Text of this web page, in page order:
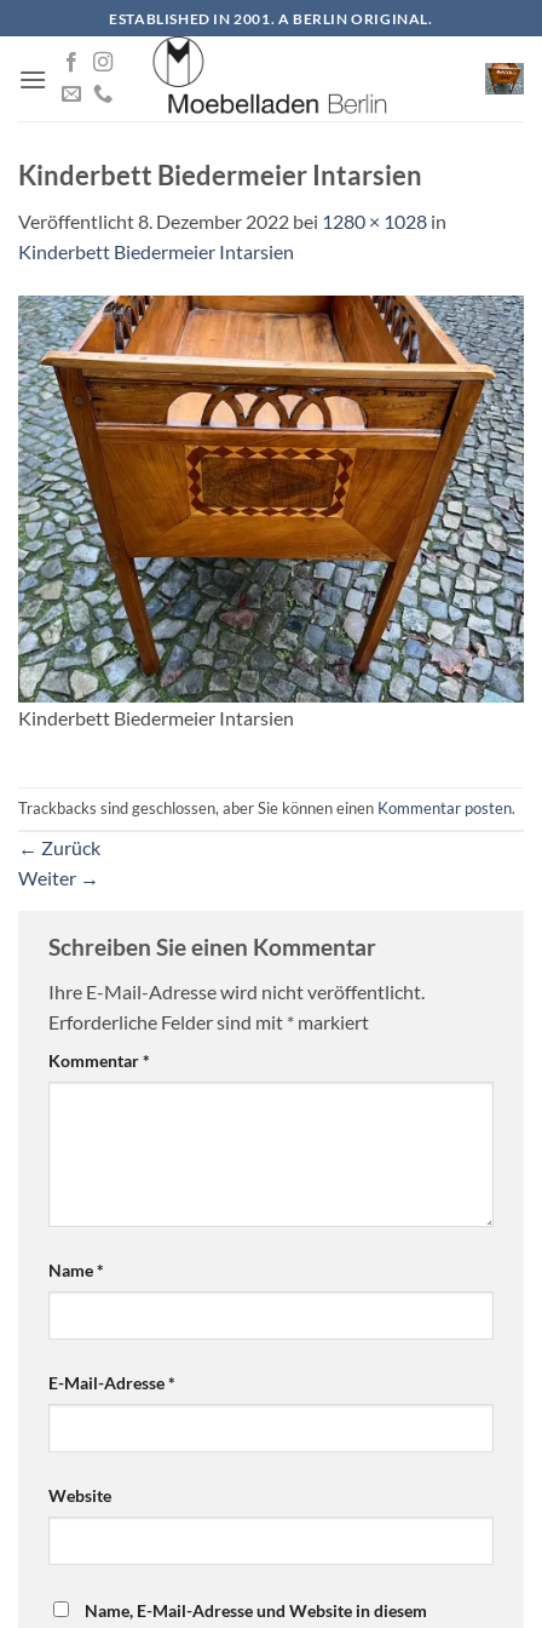
Inhalt
springen
ESTABLISHED IN 2001. A BERLIN ORIGINAL.
Kinderbett Biedermeier Intarsien
Veröffentlicht8. Dezember 2022 bei 1280 × 1028 in
Kinderbett Biedermeier Intarsien
Kinderbett Biedermeier Intarsien
Trackbacks sind geschlossen, aber Sie können einen Kommentar posten.
← Zurück
Weiter →
Schreiben Sie einen Kommentar
Ihre E-Mail-Adresse wird nicht veröffentlicht.
Erforderliche Felder sind mit * markiert
Kommentar*
Name*
E-Mail-Adresse*
Website
Name, E-Mail-Adresse und Website in diesem